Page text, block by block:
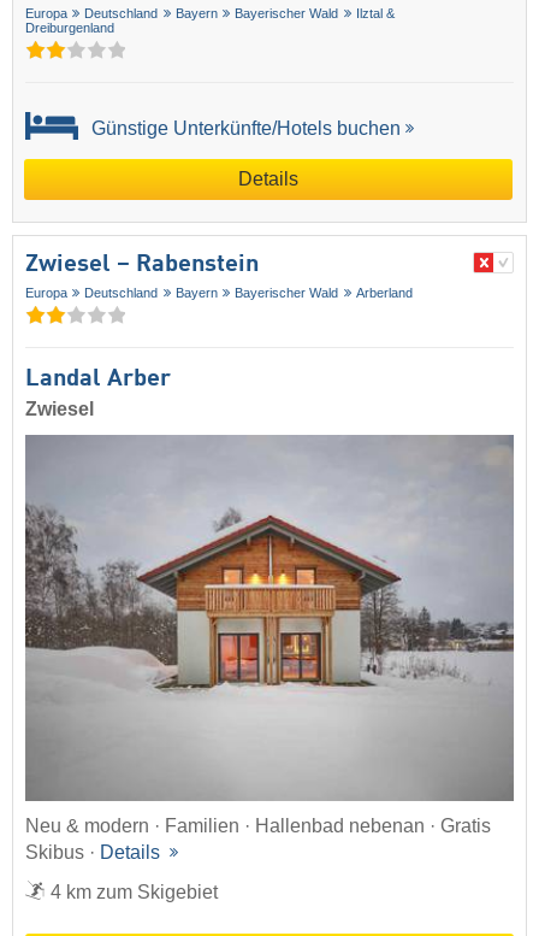
Europa Deutschland Bayern Bayerischer Wald
Ilztal &
Dreiburgenland
Günstige Unterkünfte/Hotels buchen
Details
Zwiesel – Rabenstein
Europa Deutschland Bayern Bayerischer Wald Arberland
Landal Arber
Zwiesel
Neu & modern · Familien · Hallenbad nebenan · Gratis
Skibus · Details
4 km zum Skigebiet